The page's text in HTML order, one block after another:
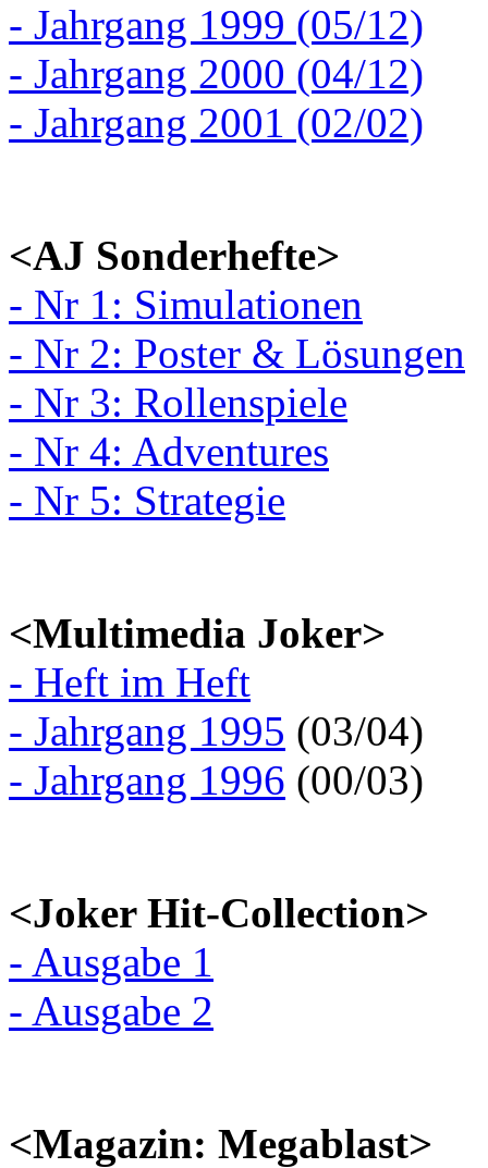
- Jahrgang 1999 (05/12)
- Jahrgang 2000 (04/12)
- Jahrgang 2001 (02/02)
<AJ Sonderhefte>
- Nr 1: Simulationen
- Nr 2: Poster & Lösungen
- Nr 3: Rollenspiele
- Nr 4: Adventures
- Nr 5: Strategie
<Multimedia Joker>
- Heft im Heft
- Jahrgang 1995 (03/04)
- Jahrgang 1996 (00/03)
<Joker Hit-Collection>
- Ausgabe 1
- Ausgabe 2
<Magazin: Megablast>